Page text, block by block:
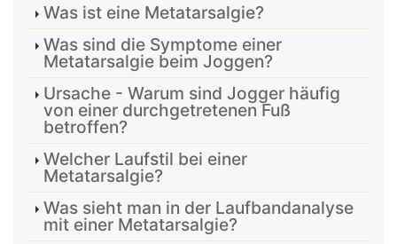
Was ist eine Metatarsalgie?
Was sind die Symptome einer
Metatarsalgie beim Joggen?
Ursache - Warum sind Jogger häufig
von einer durchgetretenen Fuß
betroffen?
Welcher Laufstil bei einer
Metatarsalgie?
Was sieht man in der Laufbandanalyse
mit einer Metatarsalgie?